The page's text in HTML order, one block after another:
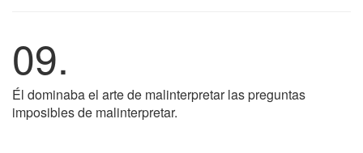
09.
Él dominaba el arte de malinterpretar las preguntas
imposibles de malinterpretar.